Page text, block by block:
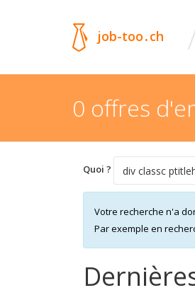
job-too.ch
0 offres
Quoi ?
Votre recherche n'a
Par exemple en